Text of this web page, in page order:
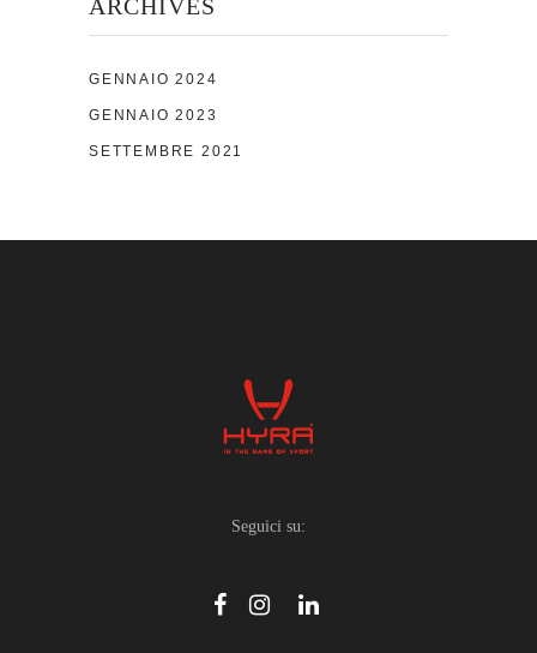
ARCHIVES
GENNAIO 2024
GENNAIO 2023
SETTEMBRE 2021
Seguici su: